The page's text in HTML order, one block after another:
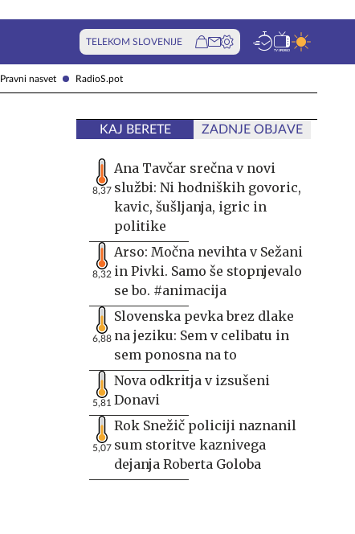
Pravni nasvet RadioS.pot
TELEKOM SLOVENIJE
KAJ BERETE ZADNJE OBJAVE
8,37
Ana Tavčar srečna v novi
službi: Ni hodniških govoric,
kavic, šušljanja, igric in
politike
8,32
Arso: Močna nevihta v Sežani
in Pivki. Samo še stopnjevalo
se bo. #animacija
6,88
Slovenska pevka brez dlake
na jeziku: Sem v celibatu in
sem ponosna na to
5,81
Nova odkritja v izsušeni
Donavi
5,07
Rok Snežič policiji naznanil
sum storitve kaznivega
dejanja Roberta Goloba